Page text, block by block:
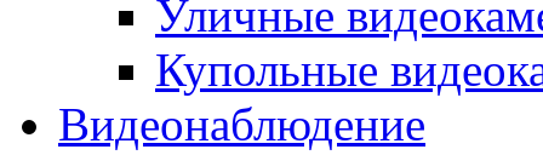
Уличные
Купольные
Видеонаблюдение